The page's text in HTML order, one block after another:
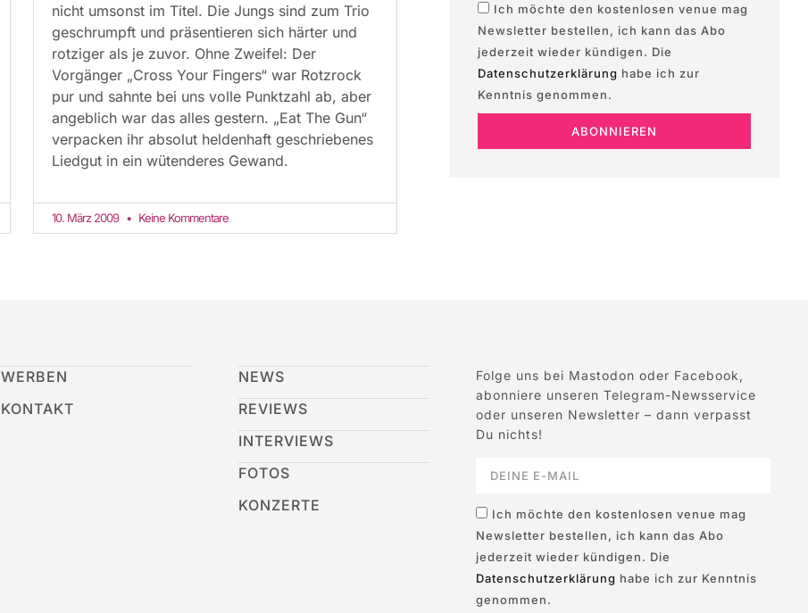
nicht umsonst im Titel. Die Jungs sind zum Trio
geschrumpft und präsentieren sich härter und
rotziger als je zuvor. Ohne Zweifel: Der
Vorgänger „Cross Your Fingers“ war Rotzrock
pur und sahnte bei uns volle Punktzahl ab, aber
angeblich war das alles gestern. „Eat The Gun“
verpacken ihr absolut heldenhaft geschriebenes
Liedgut in ein wütenderes Gewand.
10. März 2009 Keine Kommentare
Ich möchte den kostenlosen venue mag
Newsletter bestellen, ich kann das Abo
jederzeit wieder kündigen. Die
Datenschutzerklärung habe ich zur
Kenntnis genommen.
ABONNIEREN
WERBEN
KONTAKT
NEWS
REVIEWS
INTERVIEWS
FOTOS
KONZERTE
Folge uns bei Mastodon oder Facebook,
abonniere unseren Telegram-Newsservice
oder unseren Newsletter – dann verpasst
Du nichts!
Ich möchte den kostenlosen venue mag
Newsletter bestellen, ich kann das Abo
jederzeit wieder kündigen. Die
Datenschutzerklärung habe ich zur Kenntnis
genommen.